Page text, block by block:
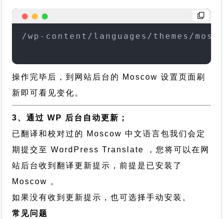
/wp-content/languages/themes/
操作完毕后，到网站后台的 Moscow 设置页面刷
新即可看见变化。
3、通过 WP 后台自动更新；
已翻译和校对过的 Moscow 中文语言包我们会定
期提交至 WordPress Translate ，您将可以在网
站后台收到翻译更新提示，前提是已安装了
Moscow 。
如果没有收到更新提示，也可选择手动安装。
常见问题